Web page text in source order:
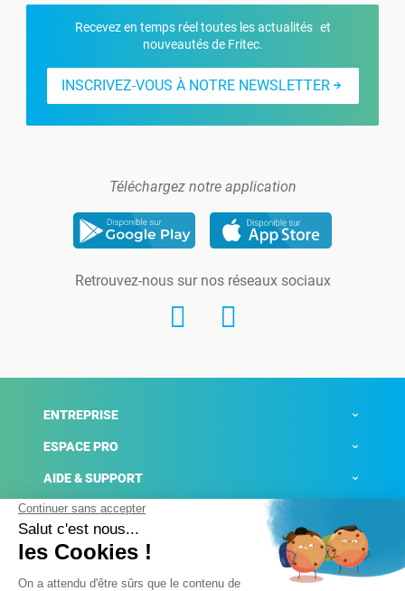
Recevez en temps réel toutes les actualités et
nouveautés de Fritec.
INSCRIVEZ-VOUS À NOTRE NEWSLETTER
Téléchargez notre application
Retrouvez-nous sur nos réseaux sociaux
ENTREPRISE
ESPACE PRO
AIDE & SUPPORT
ACTUALITÉS